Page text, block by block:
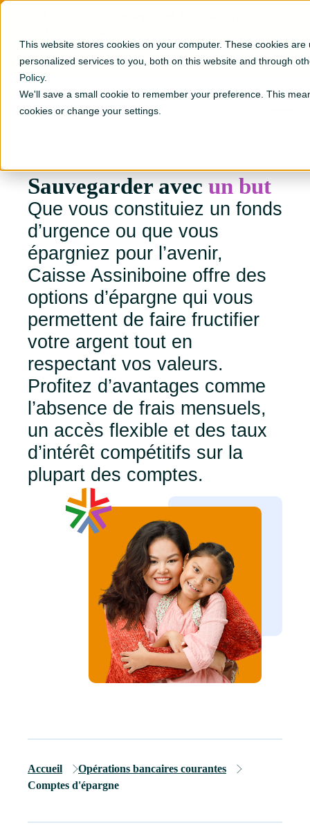
This website stores cookies on your computer. These cookies
personalized services to you, both on this website and through
Policy.
We'll save a small cookie to remember your preference. This
cookies or change your settings.
entreront en vigueur.Renseignez-vous
davantage sur ces changements.
Go to Fr ?hsLang=en
Sauvegarder avecun but
Que vous constituiez un fonds
d’urgence ou que vous
épargniez pour l’avenir,
Caisse Assiniboine offre des
options d’épargne qui vous
permettent de faire fructifier
votre argent tout en
respectant vos valeurs.
Profitez d’avantages comme
l’absence de frais mensuels,
un accès flexible et des taux
d’intérêt compétitifs sur la
plupart des comptes.
Accueil
Opérations bancaires courantes
Comptes d'épargne